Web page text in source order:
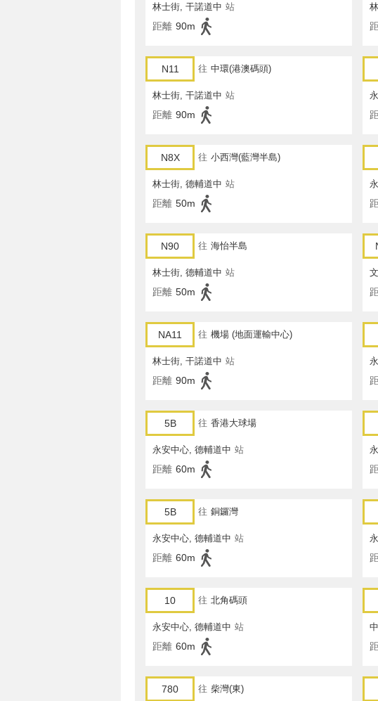
林士街, 干諾道中 站
距離 90m
N11 往 中環(港澳碼頭)
林士街, 干諾道中 站
距離 90m
N8X 往 小西灣(藍灣半島)
林士街, 德輔道中 站
距離 50m
N90 往 海怡半島
林士街, 德輔道中 站
距離 50m
NA11 往 機場 (地面運輸中心)
林士街, 干諾道中 站
距離 90m
5B 往 香港大球場
永安中心, 德輔道中 站
距離 60m
5B 往 銅鑼灣
永安中心, 德輔道中 站
距離 60m
10 往 北角碼頭
永安中心, 德輔道中 站
距離 60m
780 往 柴灣(東)